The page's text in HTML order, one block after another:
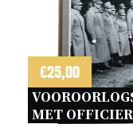
€25,00
MET